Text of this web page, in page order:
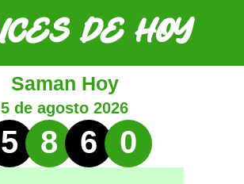
Saman Hoy
5 de agosto 2026
5 8 6 0